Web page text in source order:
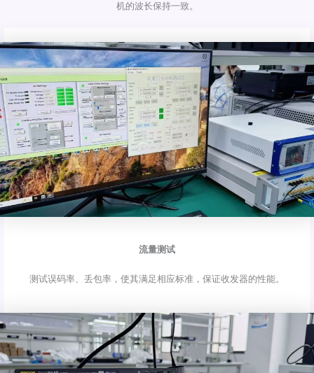
机的波长保持一致。
流量测试
测试误码率、丢包率，使其满足相应标准，保证收发器的性能。